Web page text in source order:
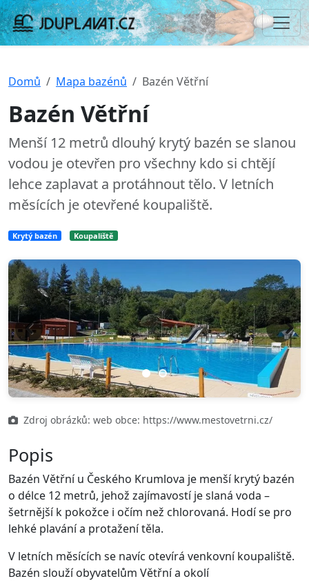
Domů Mapa bazénů Bazén Větřní
Bazén Větřní
Menší 12 metrů dlouhý krytý bazén se slanou
vodou je otevřen pro všechny kdo si chtějí
lehce zaplavat a protáhnout tělo. V letních
měsících je otevřené koupaliště.
Krytý bazén Koupaliště
Previous Next
Zdroj obrázků: web obce: https://www.mestovetrni.cz/
Popis
Bazén Větřní u Českého Krumlova je menší krytý bazén
o délce 12 metrů, jehož zajímavostí je slaná voda –
šetrnější k pokožce i očím než chlorovaná. Hodí se pro
lehké plavání a protažení těla.
V letních měsících se navíc otevírá venkovní koupaliště.
Bazén slouží obyvatelům Větřní a okolí